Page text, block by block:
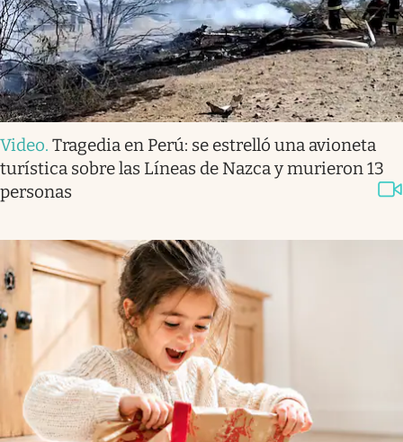
Video. Tragedia en Perú: se estrelló una avioneta
turística sobre las Líneas de Nazca y murieron 13
personas